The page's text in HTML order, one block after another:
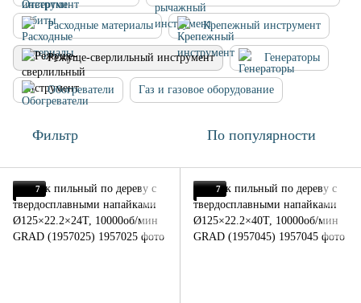
Расходные материалы Крепежный инструмент
Режуще-сверлильный инструмент Генераторы
Обогреватели Газ и газовое оборудование
Фильтр По популярности
7 7